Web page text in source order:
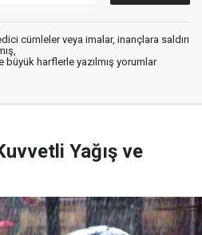
cümleler veya imalar, inançlara saldırı
büyük harflerle yazılmış yorumlar
Yağış ve